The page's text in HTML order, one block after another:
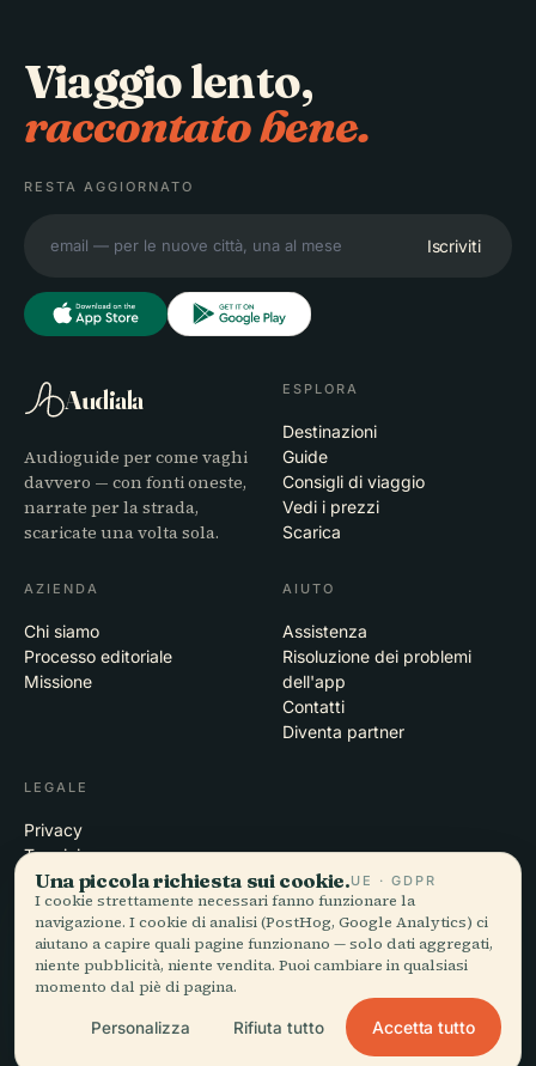
Viaggio lento,
raccontato bene.
RESTA AGGIORNATO
Iscriviti
Audiala
Audioguide per come vaghi
davvero — con fonti oneste,
narrate per la strada,
scaricate una volta sola.
ESPLORA
Destinazioni
Guide
Consigli di viaggio
Vedi i prezzi
Scarica
AZIENDA
Chi siamo
Processo editoriale
Missione
AIUTO
Assistenza
Risoluzione dei problemi
dell'app
Contatti
Diventa partner
LEGALE
Privacy
Termini
Impostazioni cookie
Elimina account
© 2026 Audiala · Realizzata a Morges, Svizzera, in viaggio e tra le
EN · FR · DE · ES · IT · PT · JA · ZH · HI · RU · CS · AR
Una piccola richiesta sui cookie.UE · GDPR
I cookie strettamente necessari fanno funzionare la
navigazione. I cookie di analisi (PostHog, Google Analytics) ci
aiutano a capire quali pagine funzionano — solo dati aggregati,
niente pubblicità, niente vendita. Puoi cambiare in qualsiasi
momento dal piè di pagina.
Personalizza Rifiuta tutto Accetta tutto